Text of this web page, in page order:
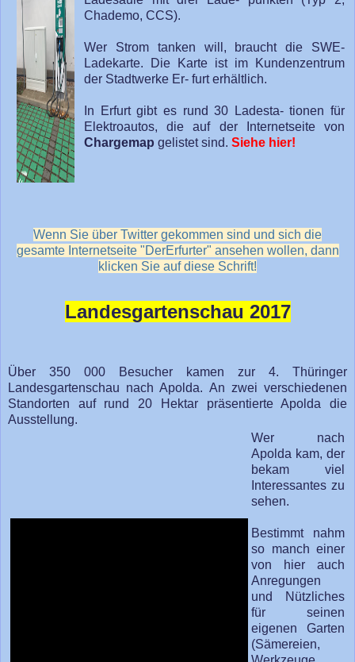
Chademo, CCS).
Wer Strom tanken will, braucht die SWE-
Ladekarte. Die Karte ist im Kundenzentrum
der Stadtwerke Er- furt erhältlich.
In Erfurt gibt es rund 30 Ladesta- tionen für
Elektroautos, die auf der Internetseite von
Chargemap gelistet sind. Siehe hier!
Wenn Sie über Twitter gekommen sind und sich die
gesamte Internetseite "DerErfurter" ansehen wollen, dann
klicken Sie auf diese Schrift!
Landesgartenschau 2017
Über 350 000 Besucher kamen zur 4. Thüringer
Landesgartenschau nach Apolda. An zwei verschiedenen
Standorten auf rund 20 Hektar präsentierte Apolda die
Ausstellung.
Wer nach
Apolda kam, der
bekam viel
Interessantes zu
sehen.
Bestimmt nahm
so manch einer
von hier auch
Anregungen
und Nützliches
für seinen
eigenen Garten
(Sämereien,